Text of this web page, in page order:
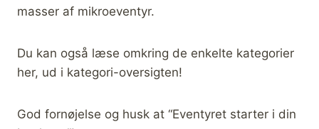
masser af mikroeventyr.
Du kan også læse omkring de enkelte kategorier
her, ud i kategori-oversigten!
God fornøjelse og husk at “Eventyret starter i din